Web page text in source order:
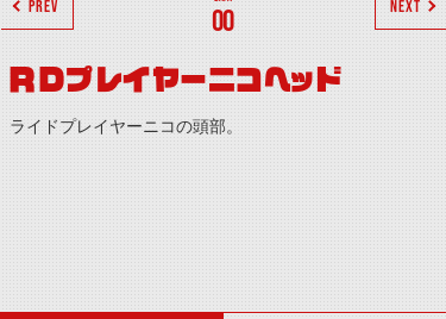
00
PREV NEXT
ＲＤプレイヤーニコヘッド
ライドプレイヤーニコの頭部。